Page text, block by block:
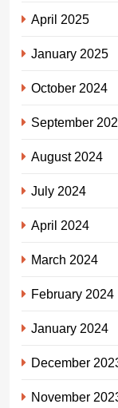
April 2025
January 2025
October 2024
September
August 2024
July 2024
April 2024
March 2024
February 2024
January 2024
December
November